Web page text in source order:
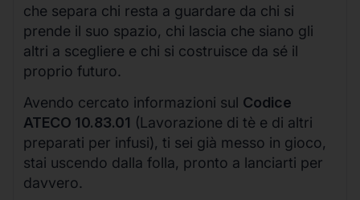
che separa chi resta a guardare da chi si
prende il suo spazio, chi lascia che siano gli
altri a scegliere e chi si costruisce da sé il
proprio futuro.
Avendo cercato informazioni sul Codice
ATECO 10.83.01 (Lavorazione di tè e di altri
preparati per infusi), ti sei già messo in gioco,
stai uscendo dalla folla, pronto a lanciarti per
davvero.